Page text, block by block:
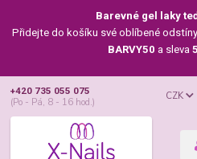
Barevné gel laky
Přidejte do košíku své oblíbené
BARVY50 a sleva
CZK
+420 735 055 075
(Po - Pá, 8 - 16 hod.)